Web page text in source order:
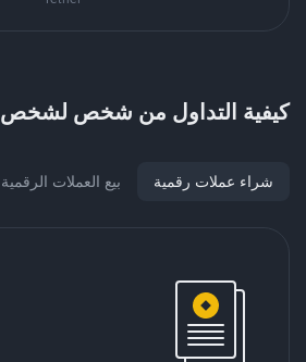
كيفية التداول من شخص لشخص
شراء عملات رقمية بيع العملات الرقمية